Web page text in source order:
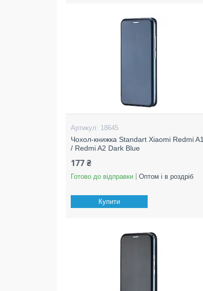
18645
Чохол-книжка Standart Xiaomi Redmi A1
/ Redmi A2 Dark Blue
177 ₴
Готово до відправки Оптом і в роздріб
Купити